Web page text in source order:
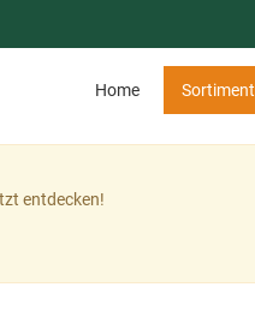
Home Sortiment
entdecken!